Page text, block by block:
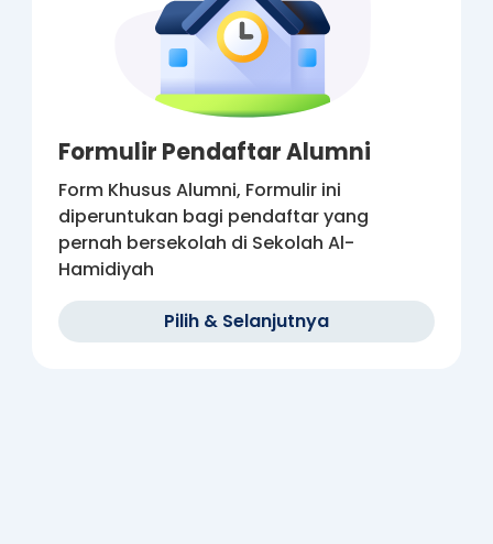
Formulir Pendaftar Alumni
Form Khusus Alumni, Formulir ini
diperuntukan bagi pendaftar yang
pernah bersekolah di Sekolah Al-
Hamidiyah
Pilih & Selanjutnya